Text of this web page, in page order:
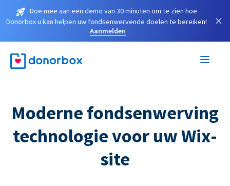
Doe mee aan een demo van 30 minuten om te zien hoe
Donorbox u kan helpen uw fondsenwervende doelen te bereiken!
Aanmelden
×
Moderne fondsenwerving
technologie voor uw Wix-
site